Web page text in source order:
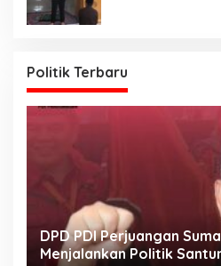
Politik Terbaru
DPD PDI Perjuangan
Menjalankan Politik